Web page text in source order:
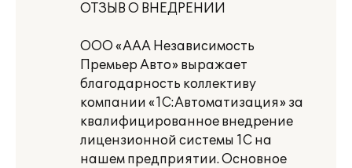
ОТЗЫВ О ВНЕДРЕНИИ
ООО «ААА Независимость
Премьер Авто» выражает
благодарность коллективу
компании «1С:Автоматизация» за
квалифицированное внедрение
лицензионной системы 1С на
нашем предприятии. Основное